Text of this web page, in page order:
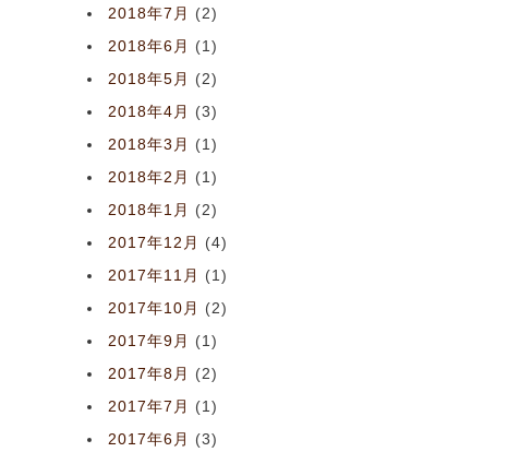
2018年7月
(2)
2018年6月
(1)
2018年5月
(2)
2018年4月
(3)
2018年3月
(1)
2018年2月
(1)
2018年1月
(2)
2017年12月
(4)
2017年11月
(1)
2017年10月
(2)
2017年9月
(1)
2017年8月
(2)
2017年7月
(1)
2017年6月
(3)